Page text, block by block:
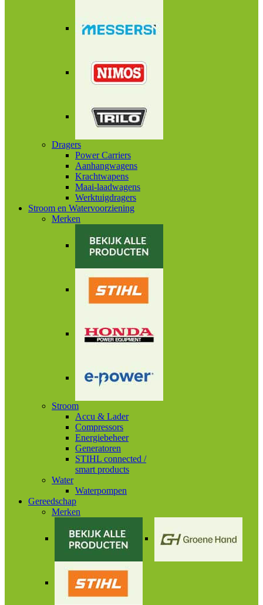
Dragers
Power Carriers
Aanhangwagens
Krachtwapens
Maai-laadwagens
Werktuigdragers
Stroom en Watervoorziening
Merken
Stroom
Accu & Lader
Compressors
Energiebeheer
Generatoren
STIHL connected /
smart products
Water
Waterpompen
Gereedschap
Merken